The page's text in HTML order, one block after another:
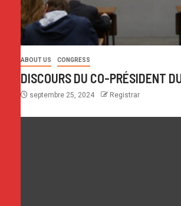
ABOUT US CONGRESS
DISCOURS DU CO-PRÉSIDENT
septembre 25, 2024 Registrar